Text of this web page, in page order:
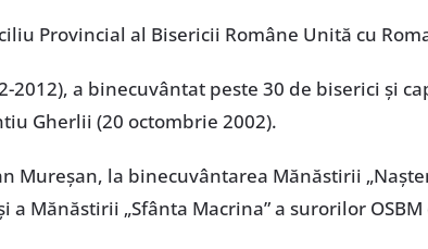
Provincial al Bisericii Române Unită cu
a binecuvântat peste 30 de biserici și
Gherlii (20 octombrie 2002).
Mureșan, la binecuvântarea Mănăstirii
a Mănăstirii „Sfânta Macrina” a surorilor